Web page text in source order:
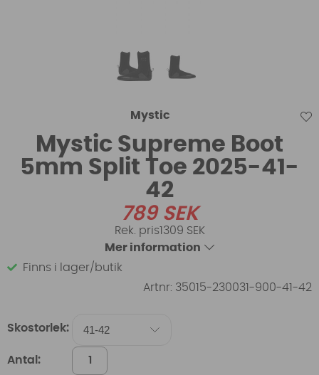
Mystic
Mystic Supreme Boot
5mm Split Toe 2025-41-
42
789SEK
1309 SEK
Mer information
Finns i lager/butik
Artnr: 35015-230031-900-41-42
Skostorlek:
Antal: